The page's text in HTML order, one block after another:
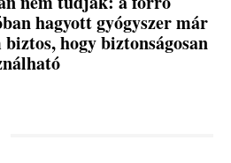
hagyott gyógyszer már
biztos, hogy biztonságosan